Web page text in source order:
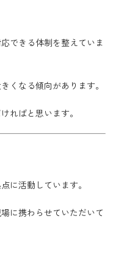
できる体制を整えていま
くなる傾向があります。
ればと思います。
に活動しています。
に携わらせていただいて